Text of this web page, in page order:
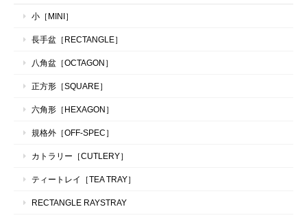
小［MINI］
長手盆［RECTANGLE］
八角盆［OCTAGON］
正方形［SQUARE］
六角形［HEXAGON］
規格外［OFF-SPEC］
カトラリー［CUTLERY］
ティートレイ［TEA TRAY］
RECTANGLE RAYSTRAY